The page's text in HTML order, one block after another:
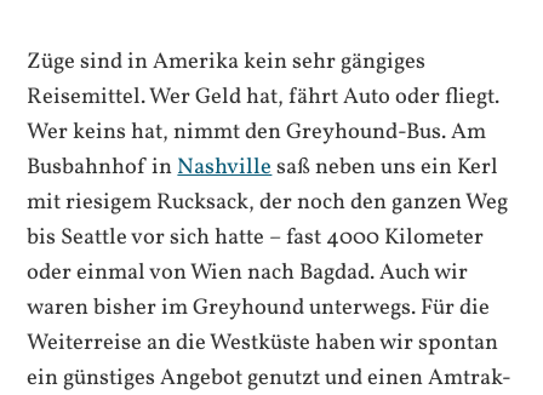
Züge sind in Amerika kein sehr gängiges
Reisemittel. Wer Geld hat, fährt Auto oder fliegt.
Wer keins hat, nimmt den Greyhound-Bus. Am
Busbahnhof inNashvillesaß neben uns ein Kerl
mit riesigem Rucksack, der noch den ganzen Weg
bis Seattle vor sich hatte – fast 4000 Kilometer
oder einmal von Wien nach Bagdad. Auch wir
waren bisher im Greyhound unterwegs. Für die
Weiterreise an die Westküste haben wir spontan
ein günstiges Angebot genutzt und einen Amtrak-